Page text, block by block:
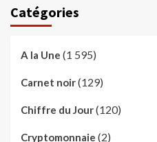
Catégories
A la Une (1 595)
Carnet noir(129)
Chiffre du Jour(120)
Cryptomonnaie (2)